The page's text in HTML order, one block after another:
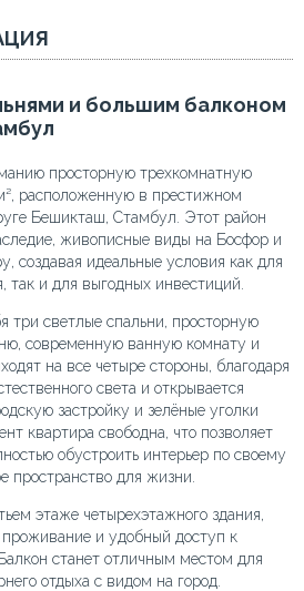
и большим балконом
просторную трехкомнатную
расположенную в престижном
Бешикташ, Стамбул. Этот район
живописные виды на Босфор и
создавая идеальные условия как для
так и для выгодных инвестиций.
три светлые спальни, просторную
современную ванную комнату и
на все четыре стороны, благодаря
света и открывается
застройку и зелёные уголки
квартира свободна, что позволяет
обустроить интерьер по своему
пространство для жизни.
этаже четырехэтажного здания,
и удобный доступ к
станет отличным местом для
отдыха с видом на город.